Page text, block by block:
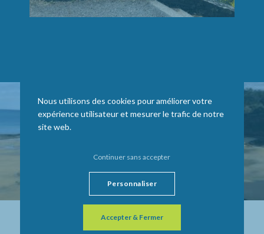
Nous utilisons des cookies pour améliorer votre
expérience utilisateur et mesurer le trafic de notre
site web.
Accepter & Fermer
Continuer sans accepter
Personnaliser